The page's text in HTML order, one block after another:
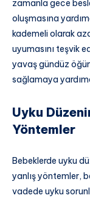
zamanla gece
oluşmasına
kademeli olarak
uyumasını teşvik
yavaş gündüz
sağlamaya
Uyku
Yöntemler
Bebeklerde uyku
yanlış yöntemler,
vadede uyku